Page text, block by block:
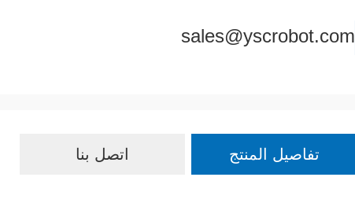
sales@yscrobot.com
تفاصيل المنتج اتصل بنا